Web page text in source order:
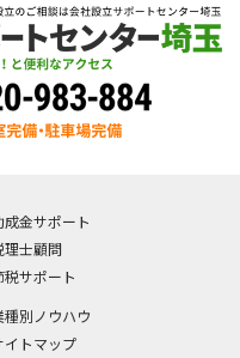
成金サポート
理士顧問
税サポート
種別ノウハウ
イトマップ